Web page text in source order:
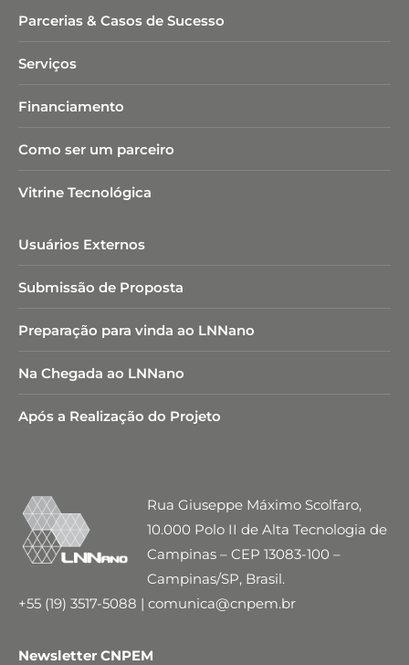
Parcerias & Casos de Sucesso
Serviços
Financiamento
Como ser um parceiro
Vitrine Tecnológica
Usuários Externos
Submissão de Proposta
Preparação para vinda ao LNNano
Na Chegada ao LNNano
Após a Realização do Projeto
Rua Giuseppe Máximo Scolfaro,
10.000 Polo II de Alta Tecnologia de
Campinas – CEP 13083-100 –
Campinas/SP, Brasil.
+55 (19) 3517-5088 | comunica@cnpem.br
Newsletter CNPEM